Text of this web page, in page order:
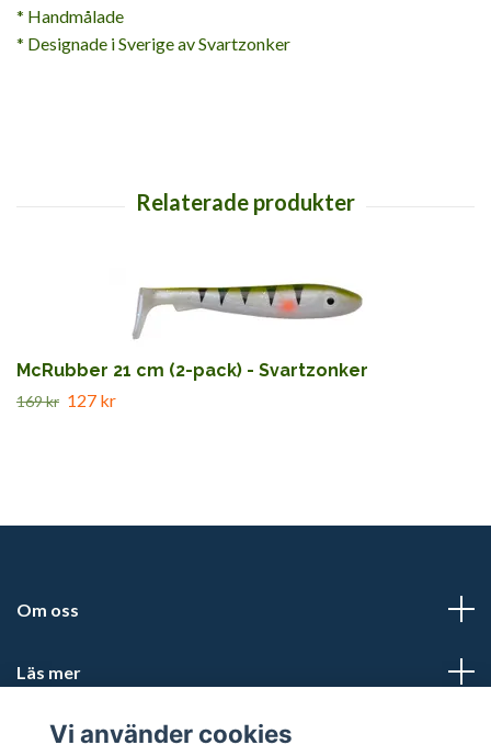
* Handmålade
* Designade i Sverige av Svartzonker
McRubber 21 cm (2-pack) - Svartzonker
169 kr 127 kr
Om oss
Läs mer
Sociala medier
Vi använder cookies